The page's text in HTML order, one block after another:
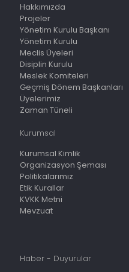
Hakkımızda
Projeler
Yönetim Kurulu Başkanı
Yönetim Kurulu
Meclis Üyeleri
Disiplin Kurulu
Meslek Komiteleri
Geçmiş Dönem Başkanları
Üyelerimiz
Zaman Tüneli
Kurumsal
Kurumsal Kimlik
Organizasyon Şeması
Politikalarımız
Etik Kurallar
KVKK Metni
Mevzuat
Haber - Duyurular